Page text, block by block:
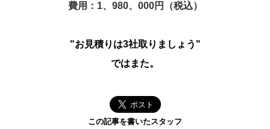
費用：1、980、 000円（税込）
"お見積りは3社取りましょう"
ではまた。
この記事を書いたスタッフ